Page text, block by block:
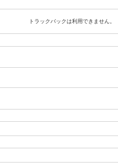
トラックバックは利用できません。